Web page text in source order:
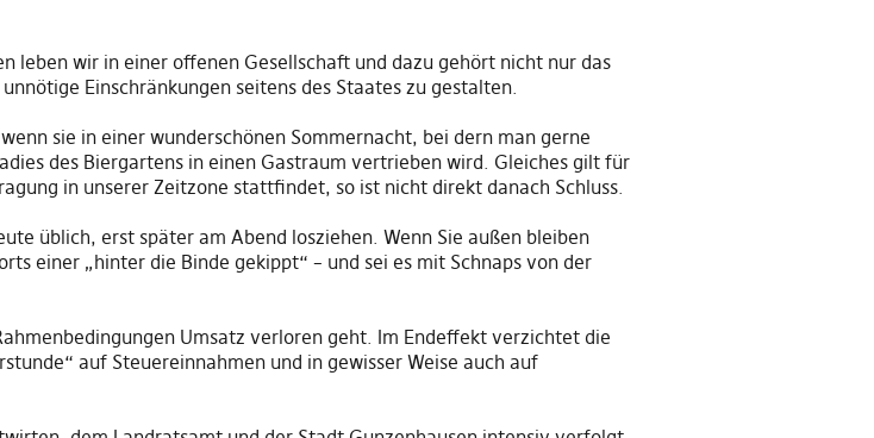
leben wir in einer offenen Gesellschaft und dazu gehört nicht nur das
Einschränkungen seitens des Staates zu gestalten.
sie in einer wunderschönen Sommernacht, bei dern man gerne
des Biergartens in einen Gastraum vertrieben wird. Gleiches gilt für
in unserer Zeitzone stattfindet, so ist nicht direkt danach Schluss.
üblich, erst später am Abend losziehen. Wenn Sie außen bleiben
einer „hinter die Binde gekippt“ – und sei es mit Schnaps von der
Umsatz verloren geht. Im Endeffekt verzichtet die
auf Steuereinnahmen und in gewisser Weise auch auf